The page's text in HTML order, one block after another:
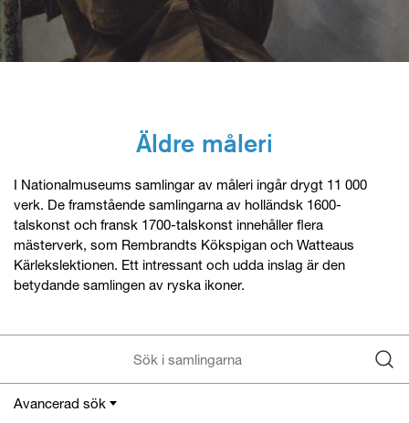
Äldre måleri
I Nationalmuseums samlingar av måleri ingår drygt 11 000
verk. De framstående samlingarna av holländsk 1600-
talskonst och fransk 1700-talskonst innehåller flera
mästerverk, som Rembrandts Kökspigan och Watteaus
Kärlekslektionen. Ett intressant och udda inslag är den
betydande samlingen av ryska ikoner.
Avancerad sök